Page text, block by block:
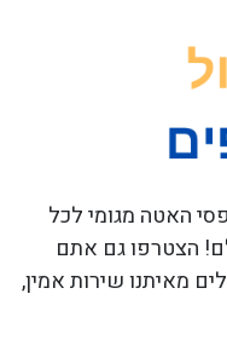
האטה מגומי לכל
הצטרפו גם אתם
מאיתנו שירות אמין,